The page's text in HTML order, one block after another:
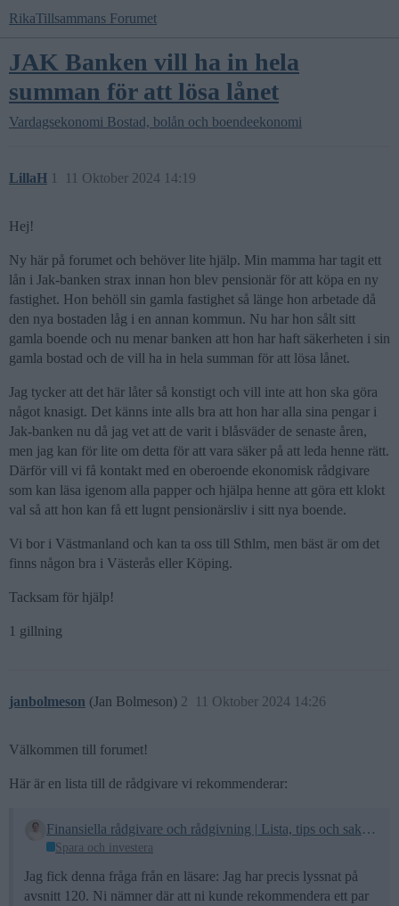
RikaTillsammans Forumet
JAK Banken vill ha in hela
summan för att lösa lånet
Vardagsekonomi Bostad, bolån och boendeekonomi
LillaH 11 Oktober 2024 14:19
1
Hej!
Ny här på forumet och behöver lite hjälp. Min mamma har tagit ett
lån i Jak-banken strax innan hon blev pensionär för att köpa en ny
fastighet. Hon behöll sin gamla fastighet så länge hon arbetade då
den nya bostaden låg i en annan kommun. Nu har hon sålt sitt
gamla boende och nu menar banken att hon har haft säkerheten i sin
gamla bostad och de vill ha in hela summan för att lösa lånet.
Jag tycker att det här låter så konstigt och vill inte att hon ska göra
något knasigt. Det känns inte alls bra att hon har alla sina pengar i
Jak-banken nu då jag vet att de varit i blåsväder de senaste åren,
men jag kan för lite om detta för att vara säker på att leda henne rätt.
Därför vill vi få kontakt med en oberoende ekonomisk rådgivare
som kan läsa igenom alla papper och hjälpa henne att göra ett klokt
val så att hon kan få ett lugnt pensionärsliv i sitt nya boende.
Vi bor i Västmanland och kan ta oss till Sthlm, men bäst är om det
finns någon bra i Västerås eller Köping.
Tacksam för hjälp!
1 gillning
janbolmeson (Jan Bolmeson) 11 Oktober 2024 14:26
2
Välkommen till forumet!
Här är en lista till de rådgivare vi rekommenderar:
Finansiella rådgivare och rådgivning | Lista, tips och saker att tänka på
Spara och investera
Jag fick denna fråga från en läsare: Jag har precis lyssnat på
avsnitt 120. Ni nämner där att ni kunde rekommendera ett par